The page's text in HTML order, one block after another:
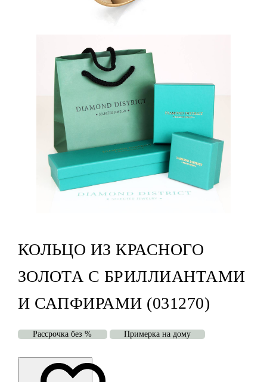
КОЛЬЦО ИЗ КРАСНОГО
ЗОЛОТА С БРИЛЛИАНТАМИ
И САПФИРАМИ (031270)
Рассрочка без % Примерка на дому